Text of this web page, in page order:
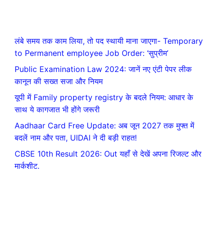
लंबे समय तक काम लिया, तो पद स्थायी माना जाएगा- Temporary
to Permanent employee Job Order: ‘सुप्रीम’
Public Examination Law 2024: जानें नए एंटी पेपर लीक
कानून की सख्त सजा और नियम
यूपी में Family property registry के बदले नियम: आधार के
साथ ये कागजात भी होंगे जरूरी
Aadhaar Card Free Update: अब जून 2027 तक मुफ्त में
बदलें नाम और पता, UIDAI ने दी बड़ी राहत!
CBSE 10th Result 2026: Out यहाँ से देखें अपना रिजल्ट और
मार्कशीट.